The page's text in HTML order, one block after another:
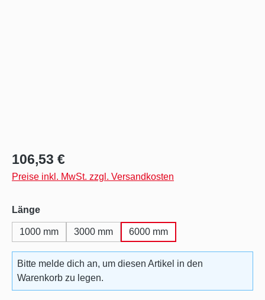
Regulärer Preis:
106,53 €
Preise inkl. MwSt. zzgl. Versandkosten
Längeauswählen
1000 mm 3000 mm 6000 mm
Bitte melde dich an, um diesen Artikel in den
Warenkorb zu legen.